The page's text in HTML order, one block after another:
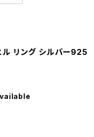
ル リング シルバー925